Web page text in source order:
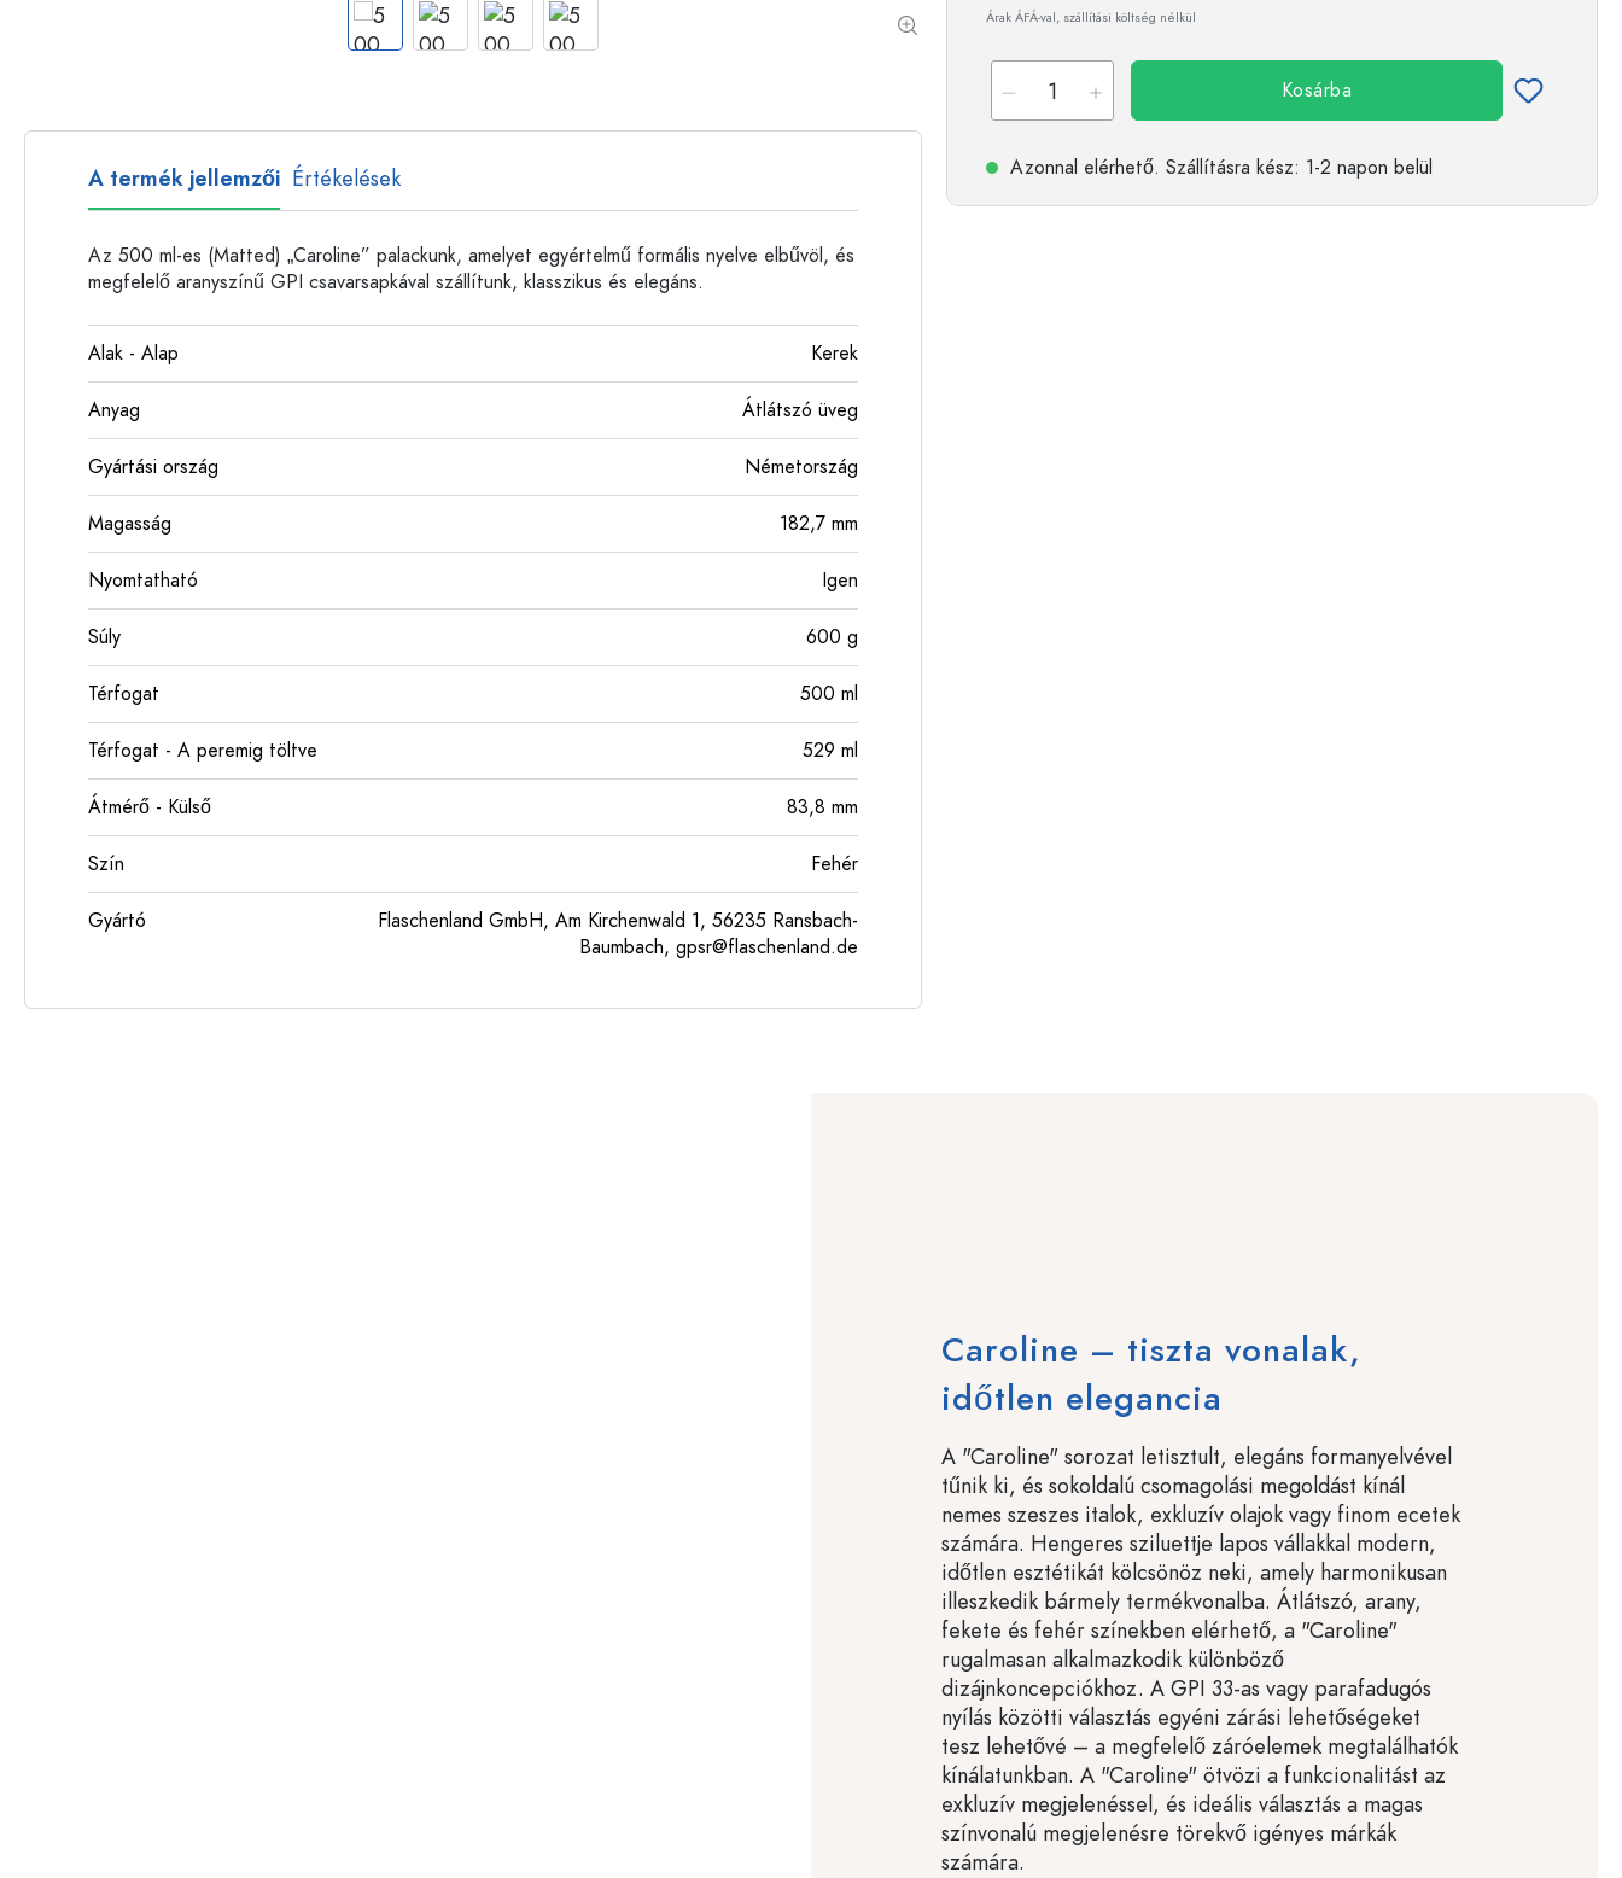
Műanyag palackok
Árak ÁFÁ-val, szállítási költség nélkül
Kosárba
Azonnal elérhető. Szállításra kész: 1-2 napon belül
A termék jellemzői Értékelések
Az 500 ml-es (Matted) „Caroline” palackunk, amelyet egyértelmű formális nyelve elbűvöl, és
megfelelő aranyszínű GPI csavarsapkával szállítunk, klasszikus és elegáns.
Alak - Alap Kerek
Anyag Átlátszó üveg
Gyártási ország Németország
Magasság 182,7 mm
Nyomtatható Igen
Súly 600 g
Térfogat 500 ml
Térfogat - A peremig töltve 529 ml
Átmérő - Külső 83,8 mm
Szín Fehér
Gyártó
Flaschenland GmbH, Am Kirchenwald 1, 56235 Ransbach-
Baumbach, gpsr@flaschenland.de
Caroline – tiszta vonalak,
időtlen elegancia
A "Caroline" sorozat letisztult, elegáns formanyelvével
tűnik ki, és sokoldalú csomagolási megoldást kínál
nemes szeszes italok, exkluzív olajok vagy finom ecetek
számára. Hengeres sziluettje lapos vállakkal modern,
időtlen esztétikát kölcsönöz neki, amely harmonikusan
illeszkedik bármely termékvonalba. Átlátszó, arany,
fekete és fehér színekben elérhető, a "Caroline"
rugalmasan alkalmazkodik különböző
dizájnkoncepciókhoz. A GPI 33-as vagy parafadugós
nyílás közötti választás egyéni zárási lehetőségeket
tesz lehetővé – a megfelelő záróelemek megtalálhatók
kínálatunkban. A "Caroline" ötvözi a funkcionalitást az
exkluzív megjelenéssel, és ideális választás a magas
színvonalú megjelenésre törekvő igényes márkák
számára.